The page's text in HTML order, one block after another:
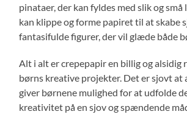
pinataer, der kan fyldes med slik og
kan klippe og forme papiret til at skabe
fantasifulde figurer, der vil glæde både
Alt i alt er crepepapir en billig og alsidig
børns kreative projekter. Det er sjovt at
giver børnene mulighed for at udfolde
kreativitet på en sjov og spændende